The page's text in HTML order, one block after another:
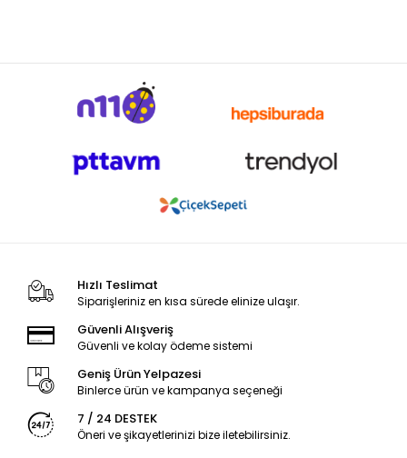
Hızlı Teslimat
Siparişleriniz en kısa sürede elinize ulaşır.
Güvenli Alışveriş
Güvenli ve kolay ödeme sistemi
Geniş Ürün Yelpazesi
Binlerce ürün ve kampanya seçeneği
7 / 24 DESTEK
Öneri ve şikayetlerinizi bize iletebilirsiniz.